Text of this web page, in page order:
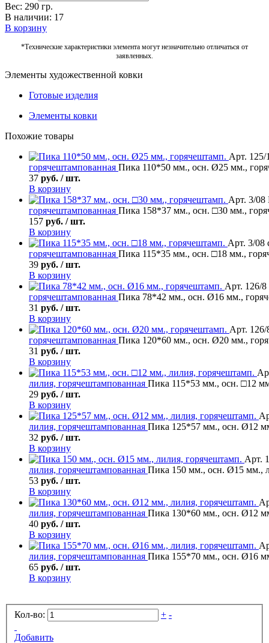
Вес: 290 гр.
В наличии: 17
В корзину
*Технические характеристики элемента могут незначительно отличаться от
заявленных.
Элементы художественной ковки
Готовые изделия
Элементы ковки
Похожие товары
Арт.
горячештампованная Пика 110*50 мм., осн. Ø25 мм.,
37 руб. / шт.
В корзину
Арт. 3/08
горячештампованная Пика 158*37 мм., осн. □30 мм.,
157 руб. / шт.
В корзину
Арт. 3/08
горячештампованная Пика 115*35 мм., осн. □18 мм.,
39 руб. / шт.
В корзину
Арт. 126/
горячештампованная Пика 78*42 мм., осн. Ø16 мм.,
31 руб. / шт.
В корзину
Арт. 126/
горячештампованная Пика 120*60 мм., осн. Ø20 мм.,
31 руб. / шт.
В корзину
лилия, горячештампованная Пика 115*53 мм., осн. □12
29 руб. / шт.
В корзину
лилия, горячештампованная Пика 125*57 мм., осн. Ø12
32 руб. / шт.
В корзину
Арт.
лилия, горячештампованная Пика 150 мм., осн. Ø15 мм.,
53 руб. / шт.
В корзину
лилия, горячештампованная Пика 130*60 мм., осн. Ø12
40 руб. / шт.
В корзину
лилия, горячештампованная Пика 155*70 мм., осн. Ø16
65 руб. / шт.
В корзину
Кол-во: + -
Добавить